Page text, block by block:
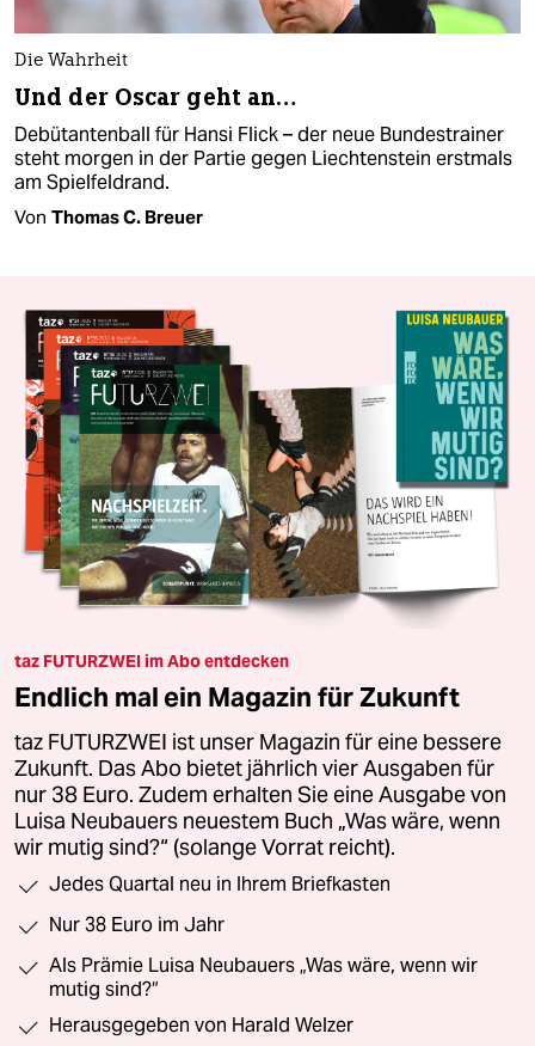
Die Wahrheit
Und der Oscar geht an…
Debütantenball für Hansi Flick – der neue Bundestrainer
steht morgen in der Partie gegen Liechtenstein erstmals
am Spielfeldrand.
Von Thomas C. Breuer
taz FUTURZWEI im Abo entdecken
Endlich mal ein Magazin für Zukunft
taz FUTURZWEI ist unser Magazin für eine bessere
Zukunft. Das Abo bietet jährlich vier Ausgaben für
nur 38 Euro. Zudem erhalten Sie eine Ausgabe von
Luisa Neubauers neuestem Buch „Was wäre, wenn
wir mutig sind?“ (solange Vorrat reicht).
Jedes Quartal neu in Ihrem Briefkasten
Nur 38 Euro im Jahr
Als Prämie Luisa Neubauers „Was wäre, wenn wir
mutig sind?“
Herausgegeben von Harald Welzer